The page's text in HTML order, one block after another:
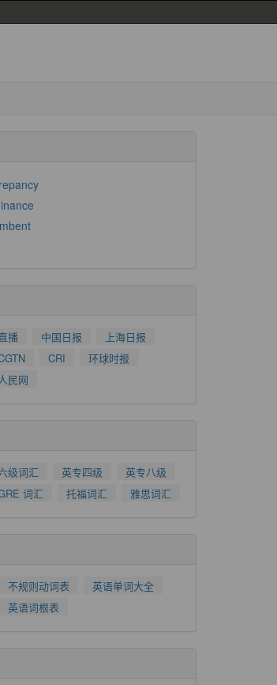
播 中国日报
上海日报
CRI
环球时报
民网
级词汇 英专四级
英专八级
词汇 托福词汇 雅思词汇
不规则动词表
英语单词大全
英语词根表